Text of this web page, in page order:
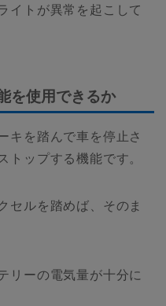
イトが異常を起こして
を使用できるか
キを踏んで車を停止さ
トップする機能です。
セルを踏めば、そのま
リーの電気量が十分に